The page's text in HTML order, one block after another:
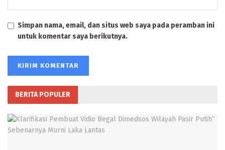
Simpan nama, email, dan situs web saya pada peramban ini
untuk komentar saya berikutnya.
BERITA POPULER